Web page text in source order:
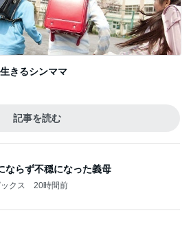
きるシンママ
記事を読む
ならず不穏になった義母
クス 20時間前